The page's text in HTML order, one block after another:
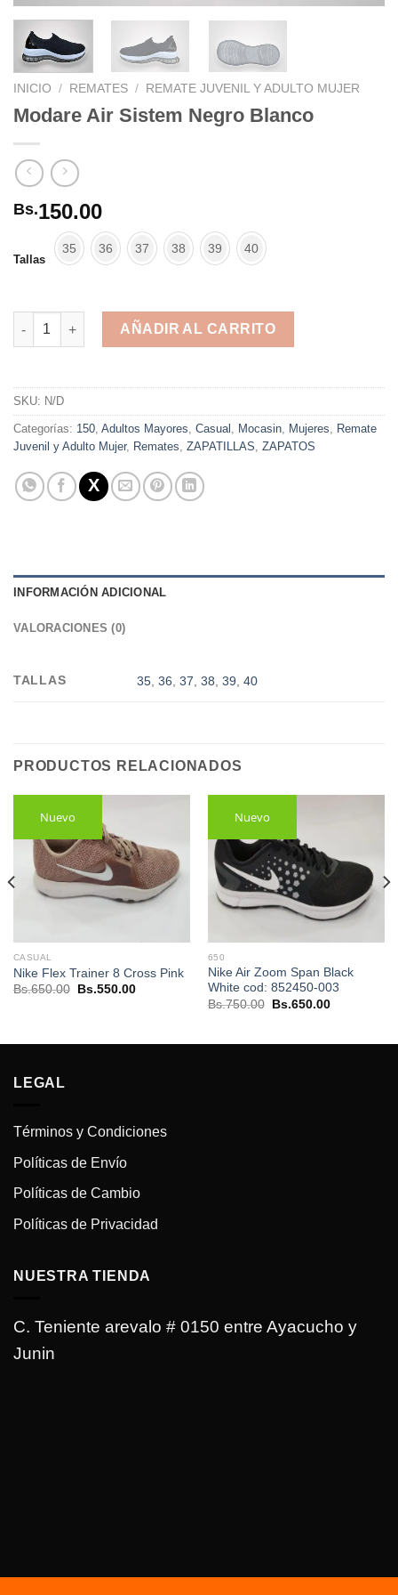
INICIO / REMATES / REMATE JUVENIL Y ADULTO MUJER
Modare Air Sistem Negro Blanco
Bs.150.00
Tallas
35 36 37 38 39 40
Modare Air Sistem Negro Blanco cantidad
AÑADIR AL CARRITO
SKU: N/D
Categorías: 150, Adultos Mayores, Casual , Mocasin, Mujeres, Remate
Juvenil y Adulto Mujer, Remates, ZAPATILLAS, ZAPATOS
INFORMACIÓN ADICIONAL
VALORACIONES (0)
TALLAS 35,36,37,38,39,40
PRODUCTOS RELACIONADOS
Nuevo
CASUAL
Nike Flex Trainer 8 Cross Pink
Bs.650.00
El
Bs.550.00El
Nuevo
650
Nike Air Zoom Span Black
White cod: 852450-003
Bs.750.00
El
Bs.650.00El
LEGAL
Términos y Condiciones
Políticas de Envío
Políticas de Cambio
Políticas de Privacidad
NUESTRA TIENDA
C. Teniente arevalo # 0150 entre Ayacucho y
Junin